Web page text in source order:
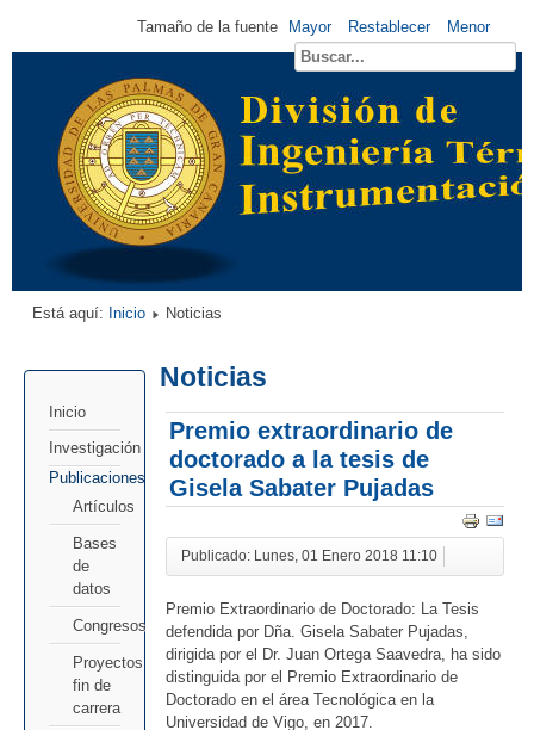
Tamaño de la fuente Mayor Restablecer Menor
Está aquí: Inicio Noticias
Inicio
Investigación
Publicaciones
Artículos
Bases
de
datos
Congresos
Proyectos
fin de
carrera
Noticias
Premio extraordinario de
doctorado a la tesis de
Gisela Sabater Pujadas
Publicado: Lunes, 01 Enero 2018 11:10
Premio Extraordinario de Doctorado: La Tesis
defendida por Dña. Gisela Sabater Pujadas,
dirigida por el Dr. Juan Ortega Saavedra, ha sido
distinguida por el Premio Extraordinario de
Doctorado en el área Tecnológica en la
Universidad de Vigo, en 2017.